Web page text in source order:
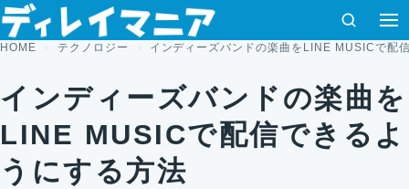
コンテンツへスキップ
検索
HOME テクノロジー インディーズバンドの楽曲をLINE MUSICで配
インディーズバンドの楽曲を
LINE MUSICで配信できるよ
うにする方法